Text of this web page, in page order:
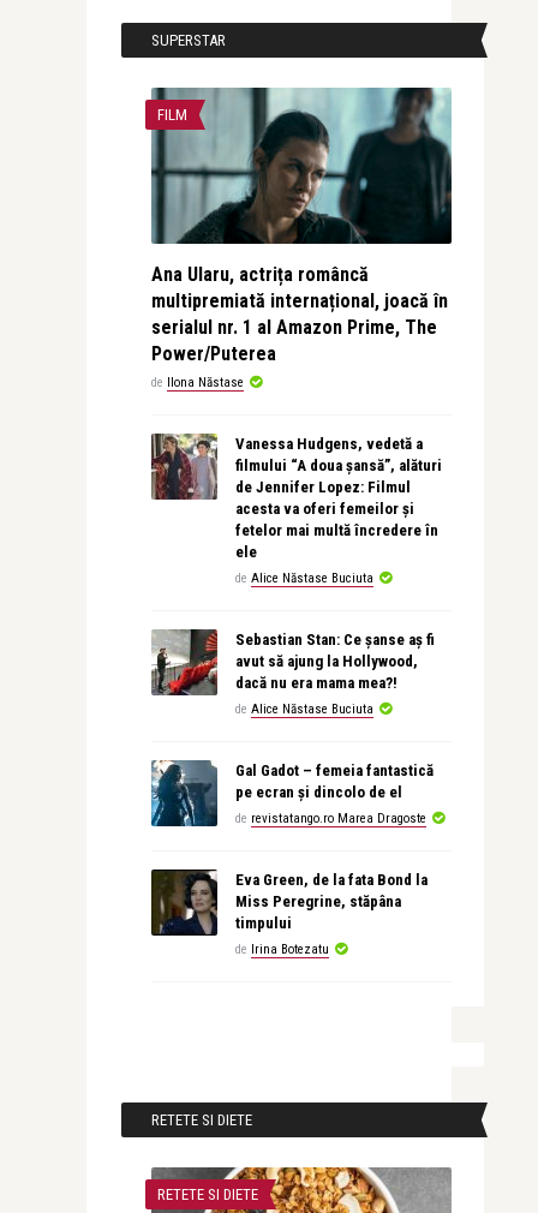
SUPERSTAR
FILM
Ana Ularu, actrița româncă
multipremiată internațional, joacă în
serialul nr. 1 al Amazon Prime, The
Power/Puterea
de Ilona Năstase
Vanessa Hudgens, vedetă a
filmului “A doua șansă”, alături
de Jennifer Lopez: Filmul
acesta va oferi femeilor și
fetelor mai multă încredere în
ele
de Alice Năstase Buciuta
Sebastian Stan: Ce șanse aș fi
avut să ajung la Hollywood,
dacă nu era mama mea?!
de Alice Năstase Buciuta
Gal Gadot – femeia fantastică
pe ecran și dincolo de el
de revistatango.ro Marea Dragoste
Eva Green, de la fata Bond la
Miss Peregrine, stăpâna
timpului
de Irina Botezatu
RETETE SI DIETE
RETETE SI DIETE